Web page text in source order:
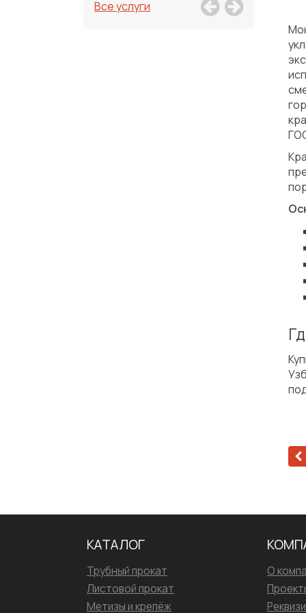
Все услуги
КАТАЛОГ
Трубный прокат
Листовой прокат
Метизы и крепёж
О